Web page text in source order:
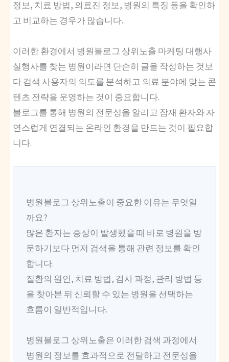
정보, 치료 방법, 의료진 정보, 병원의 특징 등을 확인하
고 비교하는 경우가 많습니다.
이러한 환경에서 병원블로그 상위노출 마케팅 대행사
실행사를 찾는 병원이라면 단순히 글을 작성하는 것보
다 검색 사용자의 의도를 분석하고 의료 분야에 맞는 콘
텐츠 전략을 운영하는 것이 중요합니다.
블로그를 통해 병원의 전문성을 알리고 잠재 환자와 자
연스럽게 연결되는 온라인 환경을 만드는 것이 필요합
니다.
병원블로그 상위노출이 중요한 이유는 무엇일
까요?
많은 환자는 증상이 발생했을 때 바로 병원을 방
문하기보다 먼저 검색을 통해 관련 정보를 확인
합니다.
질환의 원인, 치료 방법, 검사 과정, 관리 방법 등
을 찾아본 뒤 신뢰할 수 있는 병원을 선택하는
흐름이 일반적입니다.
병원블로그 상위노출은 이러한 검색 과정에서
병원의 정보를 효과적으로 전달하고 전문성을